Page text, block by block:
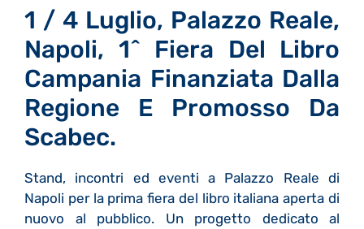
1 / 4 Luglio, Palazzo Reale,
Napoli, 1^ Fiera Del Libro
Campania Finanziata Dalla
Regione E Promosso Da
Scabec.
Stand, incontri ed eventi a Palazzo Reale di
Napoli per la prima fiera del libro italiana aperta di
nuovo al pubblico. Un progetto dedicato al